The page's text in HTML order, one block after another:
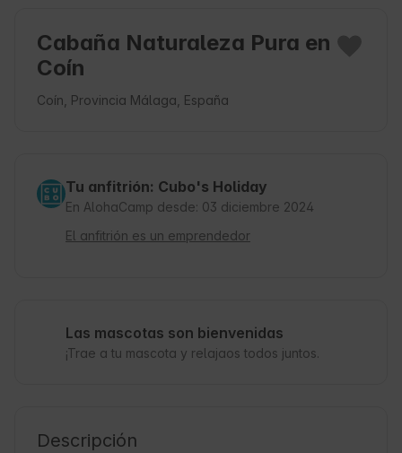
Cabaña Naturaleza Pura en
Coín
Coín, Provincia Málaga, España
Tu anfitrión: Cubo's Holiday
En AlohaCamp desde: 03 diciembre 2024
El anfitrión es un emprendedor
Las mascotas son bienvenidas
¡Trae a tu mascota y relajaos todos juntos.
Descripción